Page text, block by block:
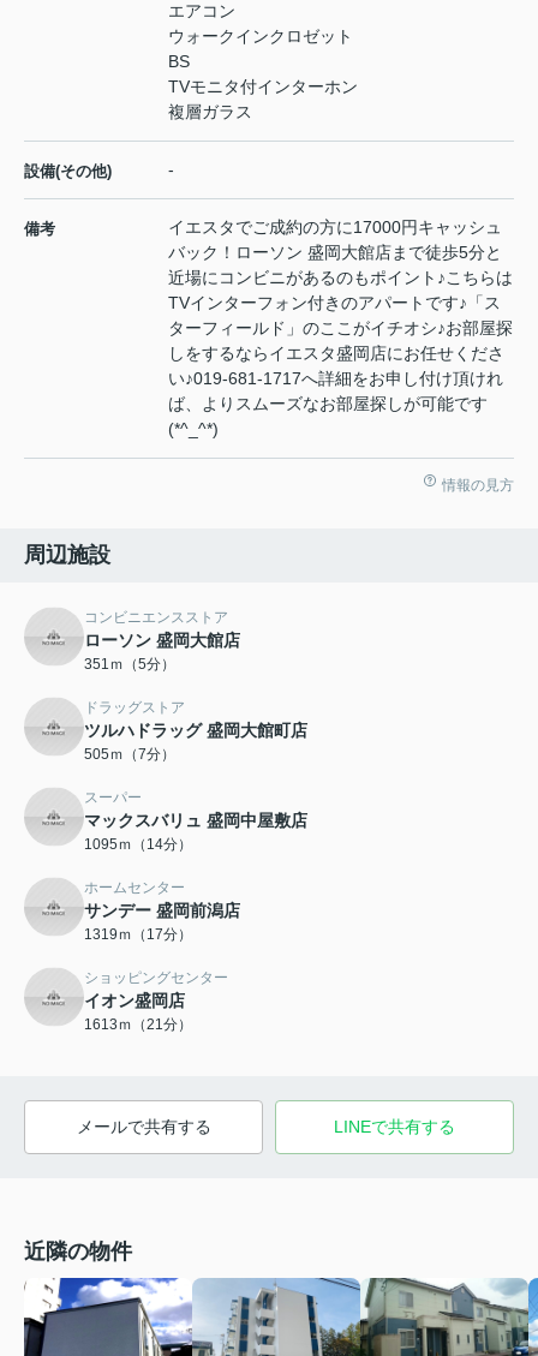
エアコン
ウォークインクロゼット
BS
TVモニタ付インターホン
複層ガラス
設備(その他) -
備考
イエスタでご成約の方に17000円キャッシュ
バック！ローソン 盛岡大館店まで徒歩5分と
近場にコンビニがあるのもポイント♪こちらは
TVインターフォン付きのアパートです♪「ス
ターフィールド」のここがイチオシ♪お部屋探
しをするならイエスタ盛岡店にお任せくださ
い♪019-681-1717へ詳細をお申し付け頂けれ
ば、よりスムーズなお部屋探しが可能です
(*^_^*)
情報の見方
周辺施設
コンビニエンスストア
ローソン 盛岡大館店
351ｍ（5分）
ドラッグストア
ツルハドラッグ 盛岡大館町店
505ｍ（7分）
スーパー
マックスバリュ 盛岡中屋敷店
1095ｍ（14分）
ホームセンター
サンデー 盛岡前潟店
1319ｍ（17分）
ショッピングセンター
イオン盛岡店
1613ｍ（21分）
メールで共有する LINEで共有する
近隣の物件